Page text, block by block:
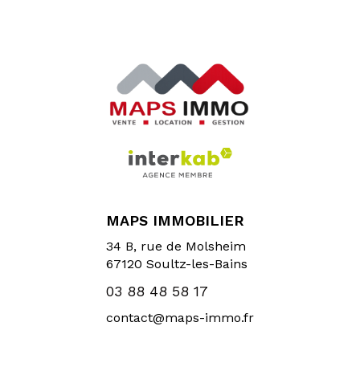
MAPS IMMOBILIER
34 B, rue de Molsheim
67120 Soultz-les-Bains
03 88 48 58 17
contact@maps-immo.fr